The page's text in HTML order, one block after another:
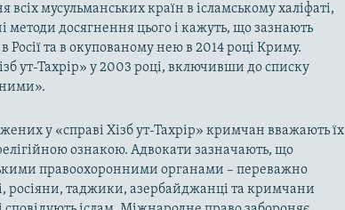
мусульманських країн в ісламському халіфаті,
методи досягнення цього і кажуть, що зазнають
Росії та в окупованому нею в 2014 році Криму.
ут-Тахрір» у 2003 році, включивши до списку
у «справі Хізб ут-Тахрір» кримчан вважають їх
ознакою. Адвокати зазначають, що
правоохоронними органами – переважно
росіяни, таджики, азербайджанці та кримчани